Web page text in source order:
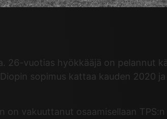
26-vuotias hyökkääjä on pelannut
sopimus kattaa kauden 2020
vakuuttanut osaamisellaan